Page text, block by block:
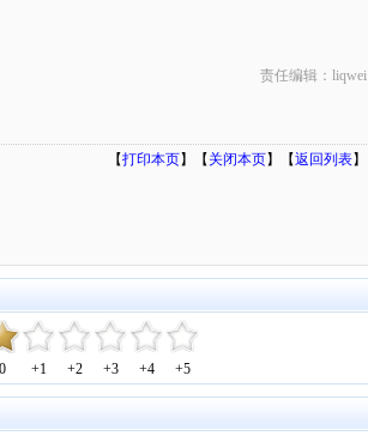
责任编辑：liqwei
【打印本页】【 关闭本页】【返回列表】
0 +1 +2 +3 +4 +5